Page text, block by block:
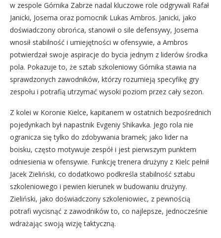
w zespole Górnika Zabrze nadal kluczowe role odgrywali Rafał
Janicki, Josema oraz pomocnik Lukas Ambros. Janicki, jako
doświadczony obrońca, stanowił o sile defensywy, Josema
wnosił stabilność i umiejętności w ofensywie, a Ambros
potwierdzał swoje aspiracje do bycia jednym z liderów środka
pola. Pokazuje to, że sztab szkoleniowy Górnika stawia na
sprawdzonych zawodników, którzy rozumieją specyfikę gry
zespołu i potrafią utrzymać wysoki poziom przez cały sezon.
Z kolei w Koronie Kielce, kapitanem w ostatnich bezpośrednich
pojedynkach był napastnik Evgeniy Shikavka. Jego rola nie
ogranicza się tylko do zdobywania bramek; jako lider na
boisku, często motywuje zespół i jest pierwszym punktem
odniesienia w ofensywie. Funkcję trenera drużyny z Kielc pełnił
Jacek Zieliński, co dodatkowo podkreśla stabilność sztabu
szkoleniowego i pewien kierunek w budowaniu drużyny.
Zieliński, jako doświadczony szkoleniowiec, z pewnością
potrafi wycisnąć z zawodników to, co najlepsze, jednocześnie
wdrażając swoją wizję taktyczną.